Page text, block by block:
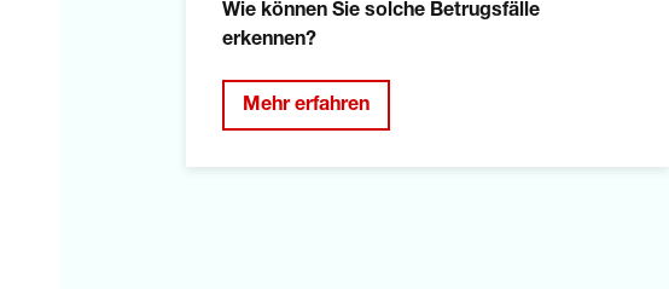
Wie können Sie solche Betrugsfälle
erkennen?
Mehr erfahren